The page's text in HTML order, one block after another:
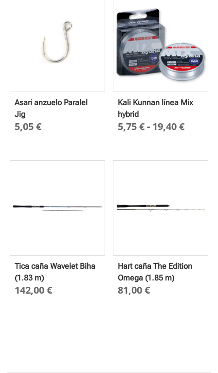
Asari anzuelo Paralel
Jig
5,05€
Kali Kunnan línea Mix
hybrid
5,75€- 19,40€Rango
desde
Tica caña Wavelet Biha
(1.83 m)
142,00€
Hart caña The Edition
Omega (1.85 m)
81,00€